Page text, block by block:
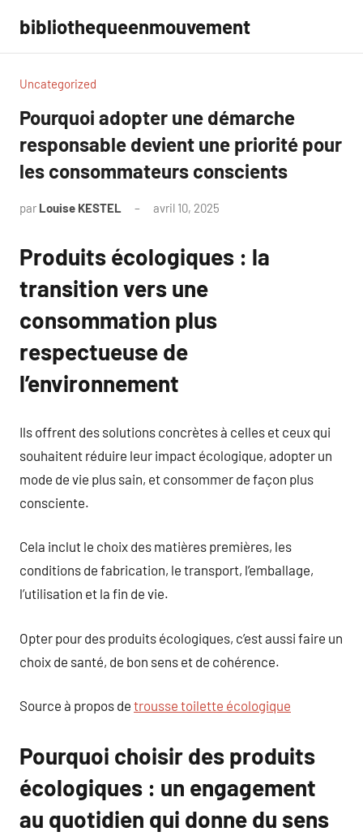
contenu
bibliothequeenmouvement
Uncategorized
Pourquoi adopter une démarche
responsable devient une priorité pour
les consommateurs conscients
par Louise KESTEL avril 10, 2025
Produits écologiques : la
transition vers une
consommation plus
respectueuse de
l’environnement
Ils offrent des solutions concrètes à celles et ceux qui
souhaitent réduire leur impact écologique, adopter un
mode de vie plus sain, et consommer de façon plus
consciente.
Cela inclut le choix des matières premières, les
conditions de fabrication, le transport, l’emballage,
l’utilisation et la fin de vie.
Opter pour des produits écologiques, c’est aussi faire un
choix de santé, de bon sens et de cohérence.
Source à propos de trousse toilette écologique
Pourquoi choisir des produits
écologiques : un engagement
au quotidien qui donne du sens